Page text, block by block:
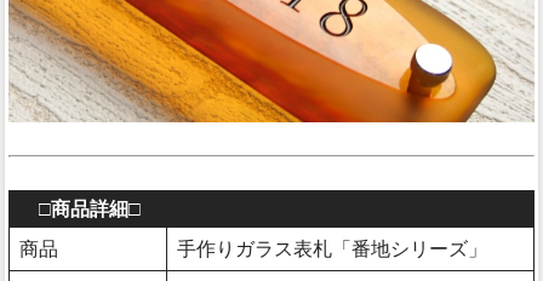
□商品詳細□
商品
手作りガラス表札「番地シリーズ」